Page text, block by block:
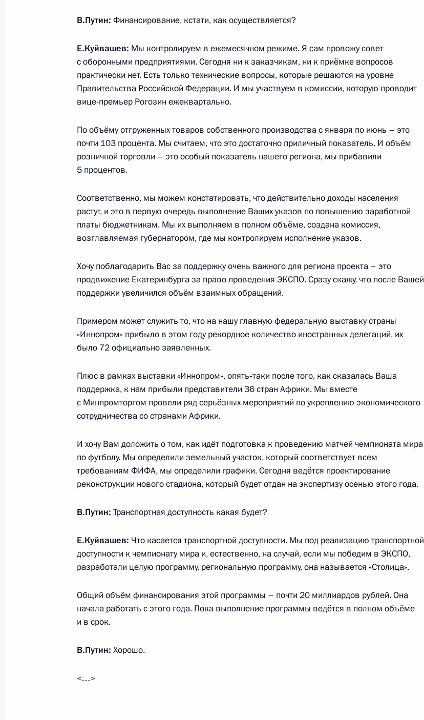
11 ноября 2013 года, 20:15
Форум межрегионального сотрудничества России и Казахстана
Встреча с Президентом Казахстана Нурсултаном Назарбаевым
Рабочая встреча с губернатором Свердловской области
Евгением Куйвашевым
проведения «Экспо-2020»
4 июня 2013 года, 15:45
Саммит Россия – Европейский союз
3 − 4 июня 2013 года
Встреча с полномочным представителем Президента в Уральском
федеральном округе Игорем Холманских и жителями региона
29 апреля 2013 года, 20:00
в Уральском федеральном округе Игорем Холманских
и жителями региона
29 апреля 2013 года, 20:00
Кадровые изменения в системе МЧС
Рабочая встреча с губернатором Свердловской области
В.Путин: Финансирование, кстати, как осуществляется?
Е.Куйвашев: Мы контролируем в ежемесячном режиме. Я сам провожу совет
с оборонными предприятиями. Сегодня ни к заказчикам, ни к приёмке вопросов
практически нет. Есть только технические вопросы, которые решаются на уровне
Правительства Российской Федерации. И мы участвуем в комиссии, которую проводит
вице-премьер Рогозин ежеквартально.
По объёму отгруженных товаров собственного производства с января по июнь – это
почти 103 процента. Мы считаем, что это достаточно приличный показатель. И объём
розничной торговли – это особый показатель нашего региона, мы прибавили
5 процентов.
Соответственно, мы можем констатировать, что действительно доходы населения
растут, и это в первую очередь выполнение Ваших указов по повышению заработной
платы бюджетникам. Мы их выполняем в полном объёме, создана комиссия,
возглавляемая губернатором, где мы контролируем исполнение указов.
Хочу поблагодарить Вас за поддержку очень важного для региона проекта – это
продвижение Екатеринбурга за право проведения ЭКСПО. Сразу скажу, что после Вашей
поддержки увеличился объём взаимных обращений.
Примером может служить то, что на нашу главную федеральную выставку страны
«Иннопром» прибыло в этом году рекордное количество иностранных делегаций, их
было 72 официально заявленных.
Плюс в рамках выставки «Иннопром», опять‑таки после того, как сказалась Ваша
поддержка, к нам прибыли представители 36 стран Африки. Мы вместе
с Минпромторгом провели ряд серьёзных мероприятий по укреплению экономического
сотрудничества со странами Африки.
И хочу Вам доложить о том, как идёт подготовка к проведению матчей чемпионата мира
по футболу. Мы определили земельный участок, который соответствует всем
требованиям ФИФА, мы определили графики. Сегодня ведётся проектирование
реконструкции нового стадиона, который будет отдан на экспертизу осенью этого года.
В.Путин: Транспортная доступность какая будет?
Е.Куйвашев: Что касается транспортной доступности. Мы под реализацию транспортной
доступности к чемпионату мира и, естественно, на случай, если мы победим в ЭКСПО,
разработали целую программу, региональную программу, она называется «Столица».
Общий объём финансирования этой программы – почти 20 миллиардов рублей. Она
начала работать с этого года. Пока выполнение программы ведётся в полном объёме
и в срок.
В.Путин: Хорошо.
<…>